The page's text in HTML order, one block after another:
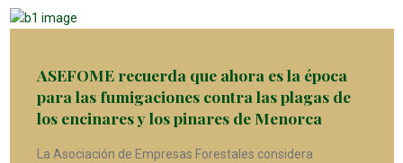
ASEFOME recuerda que ahora es la época
para las fumigaciones contra las plagas de
los encinares y los pinares de Menorca
La Asociación de Empresas Forestales considera